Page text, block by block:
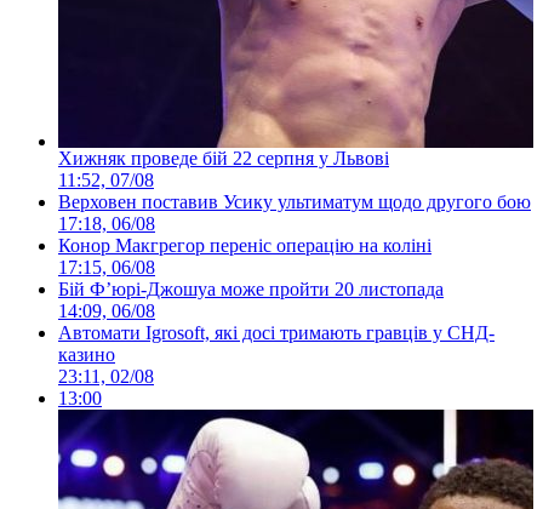
Хижняк проведе бій 22 серпня у Львові
11:52, 07/08
Верховен поставив Усику ультиматум щодо другого бою
17:18, 06/08
Конор Макгрегор переніс операцію на коліні
17:15, 06/08
Бій Ф’юрі-Джошуа може пройти 20 листопада
14:09, 06/08
Автомати Igrosoft, які досі тримають гравців у СНД-
казино
23:11, 02/08
13:00